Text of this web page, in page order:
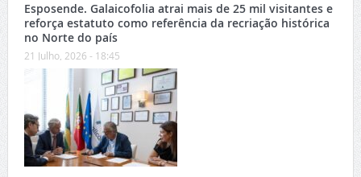
Esposende. Galaicofolia atrai mais de 25 mil visitantes e
reforça estatuto como referência da recriação histórica
no Norte do país
21 Julho, 2026 - 18:45